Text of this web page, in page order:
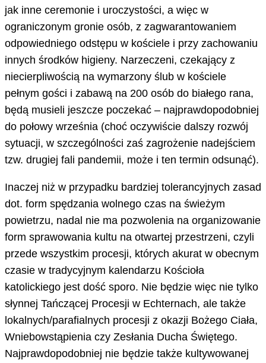
jak inne ceremonie i uroczystości, a więc w
ograniczonym gronie osób, z zagwarantowaniem
odpowiedniego odstępu w kościele i przy zachowaniu
innych środków higieny. Narzeczeni, czekający z
niecierpliwością na wymarzony ślub w kościele
pełnym gości i zabawą na 200 osób do białego rana,
będą musieli jeszcze poczekać – najprawdopodobniej
do połowy września (choć oczywiście dalszy rozwój
sytuacji, w szczególności zaś zagrożenie nadejściem
tzw. drugiej fali pandemii, może i ten termin odsunąć).
Inaczej niż w przypadku bardziej tolerancyjnych zasad
dot. form spędzania wolnego czas na świeżym
powietrzu, nadal nie ma pozwolenia na organizowanie
form sprawowania kultu na otwartej przestrzeni, czyli
przede wszystkim procesji, których akurat w obecnym
czasie w tradycyjnym kalendarzu Kościoła
katolickiego jest dość sporo. Nie będzie więc nie tylko
słynnej Tańczącej Procesji w Echternach, ale także
lokalnych/parafialnych procesji z okazji Bożego Ciała,
Wniebowstąpienia czy Zesłania Ducha Świętego.
Najprawdopodobniej nie będzie także kultywowanej